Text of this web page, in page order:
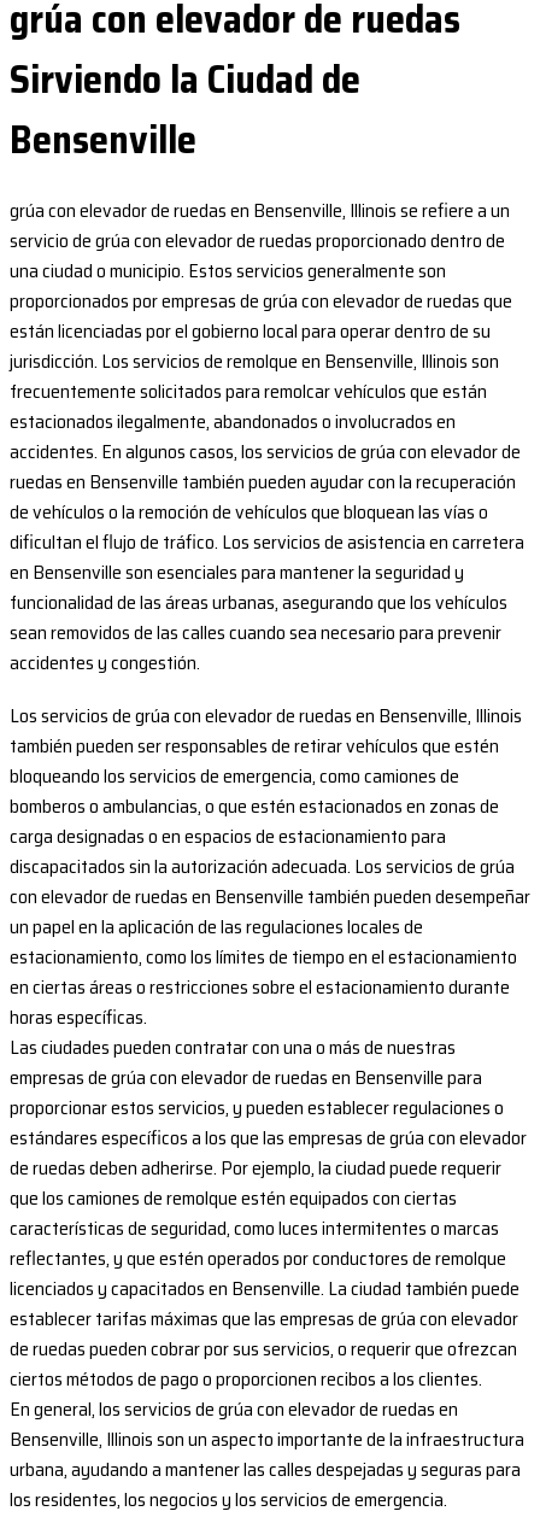
grúa con elevador de ruedas
Sirviendo la Ciudad de
Bensenville
grúa con elevador de ruedas en Bensenville, Illinois se refiere a un
servicio de grúa con elevador de ruedas proporcionado dentro de
una ciudad o municipio. Estos servicios generalmente son
proporcionados por empresas de grúa con elevador de ruedas que
están licenciadas por el gobierno local para operar dentro de su
jurisdicción. Los servicios de remolque en Bensenville, Illinois son
frecuentemente solicitados para remolcar vehículos que están
estacionados ilegalmente, abandonados o involucrados en
accidentes. En algunos casos, los servicios de grúa con elevador de
ruedas en Bensenville también pueden ayudar con la recuperación
de vehículos o la remoción de vehículos que bloquean las vías o
dificultan el flujo de tráfico. Los servicios de asistencia en carretera
en Bensenville son esenciales para mantener la seguridad y
funcionalidad de las áreas urbanas, asegurando que los vehículos
sean removidos de las calles cuando sea necesario para prevenir
accidentes y congestión.
Los servicios de grúa con elevador de ruedas en Bensenville, Illinois
también pueden ser responsables de retirar vehículos que estén
bloqueando los servicios de emergencia, como camiones de
bomberos o ambulancias, o que estén estacionados en zonas de
carga designadas o en espacios de estacionamiento para
discapacitados sin la autorización adecuada. Los servicios de grúa
con elevador de ruedas en Bensenville también pueden desempeñar
un papel en la aplicación de las regulaciones locales de
estacionamiento, como los límites de tiempo en el estacionamiento
en ciertas áreas o restricciones sobre el estacionamiento durante
horas específicas.
Las ciudades pueden contratar con una o más de nuestras
empresas de grúa con elevador de ruedas en Bensenville para
proporcionar estos servicios, y pueden establecer regulaciones o
estándares específicos a los que las empresas de grúa con elevador
de ruedas deben adherirse. Por ejemplo, la ciudad puede requerir
que los camiones de remolque estén equipados con ciertas
características de seguridad, como luces intermitentes o marcas
reflectantes, y que estén operados por conductores de remolque
licenciados y capacitados en Bensenville. La ciudad también puede
establecer tarifas máximas que las empresas de grúa con elevador
de ruedas pueden cobrar por sus servicios, o requerir que ofrezcan
ciertos métodos de pago o proporcionen recibos a los clientes.
En general, los servicios de grúa con elevador de ruedas en
Bensenville, Illinois son un aspecto importante de la infraestructura
urbana, ayudando a mantener las calles despejadas y seguras para
los residentes, los negocios y los servicios de emergencia.